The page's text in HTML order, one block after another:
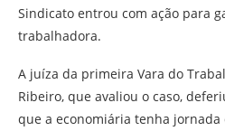
Sindicato entrou com ação para
trabalhadora.
A juíza da primeira Vara do
Ribeiro, que avaliou o caso,
que a economiária tenha